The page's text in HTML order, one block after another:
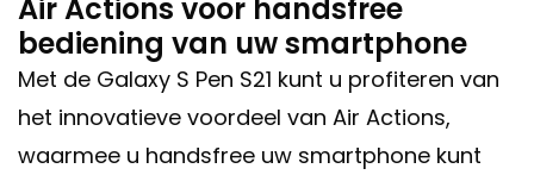
Air Actions voor handsfree
bediening van uw smartphone
Met de Galaxy S Pen S21 kunt u profiteren van
het innovatieve voordeel van Air Actions,
waarmee u handsfree uw smartphone kunt